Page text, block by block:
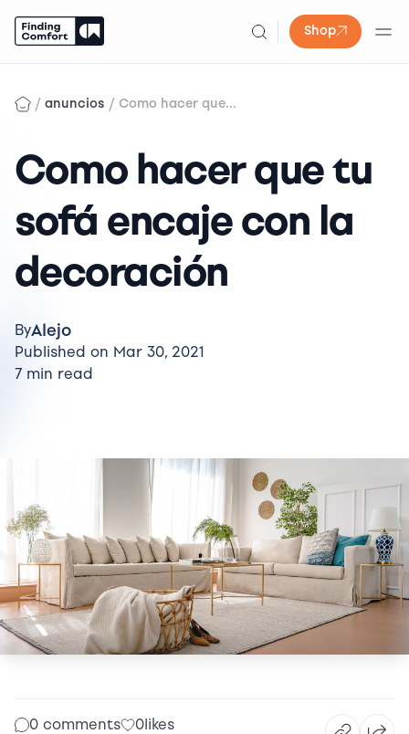
Shop
content
/ anuncios / Como hacer que...
Como hacer que tu
sofá encaje con la
decoración
ByAlejo
Published on Mar 30, 2021
7 min read
0 comments 0likes